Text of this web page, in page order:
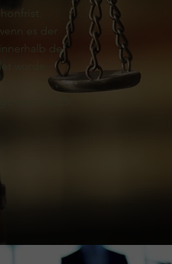
es der
der
wurde.​
maximal 25